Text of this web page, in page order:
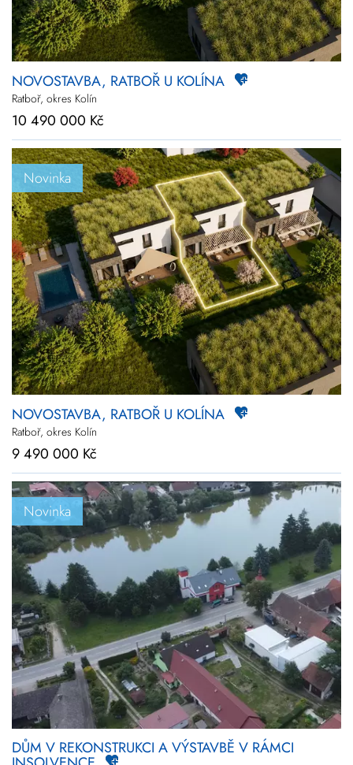
NOVOSTAVBA, RATBOŘ U KOLÍNA
Ratboř, okres Kolín
10 490 000 Kč
Novinka
NOVOSTAVBA, RATBOŘ U KOLÍNA
Ratboř, okres Kolín
9 490 000 Kč
Novinka
DŮM V REKONSTRUKCI A VÝSTAVBĚ V RÁMCI